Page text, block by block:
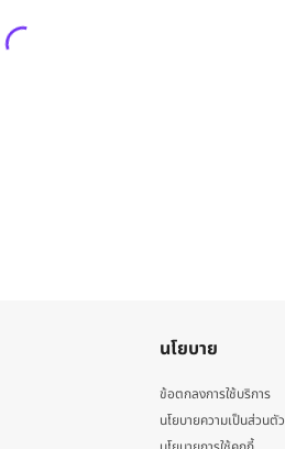
นโยบาย
ข้อตกลงการใช้บริการ
นโยบายความเป็นส่วนตัว